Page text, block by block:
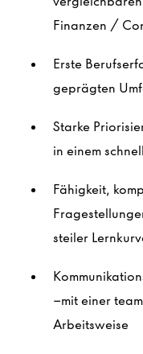
Finanzen /
Erste
geprägten
Starke
in einem
Fähigkeit,
steiler
–mit einer
Arbeitsweise